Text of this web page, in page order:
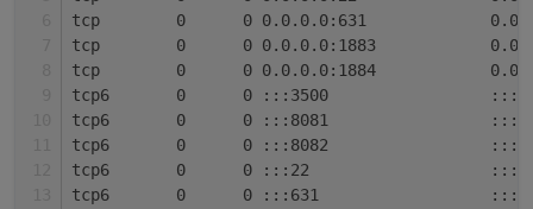
tcp        0      0 0.0.0.0:631
tcp        0      0 0.0.0.0:1883
tcp        0      0 0.0.0.0:1884
tcp6       0      0 :::3500                 :::*
tcp6       0      0 :::8081                 :::*
tcp6       0      0 :::8082                 :::*
tcp6       0      0 :::22                   :::*
tcp6       0      0 :::631                  :::*